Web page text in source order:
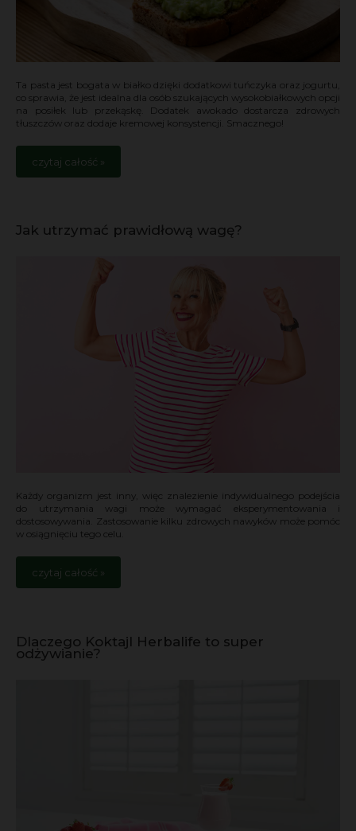
Ta pasta jest bogata w białko dzięki dodatkowi tuńczyka oraz jogurtu,
co sprawia, że jest idealna dla osób szukających wysokobiałkowych opcji
na posiłek lub przekąskę. Dodatek awokado dostarcza zdrowych
tłuszczów oraz dodaje kremowej konsystencji. Smacznego!
czytaj całość »
Jak utrzymać prawidłową wagę?
Każdy organizm jest inny, więc znalezienie indywidualnego podejścia
do utrzymania wagi może wymagać eksperymentowania i
dostosowywania. Zastosowanie kilku zdrowych nawyków może pomóc
w osiągnięciu tego celu.
czytaj całość »
Dlaczego Koktajl Herbalife to super
odżywianie?